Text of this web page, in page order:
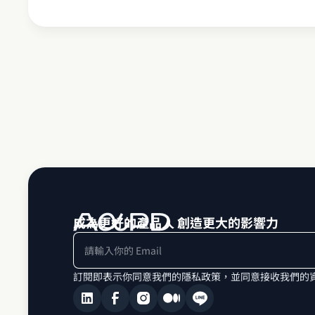
成為更好的產品人 創造更大的影響力
訂閱即表示你同意我們的隱私政策，並同意接收我們的